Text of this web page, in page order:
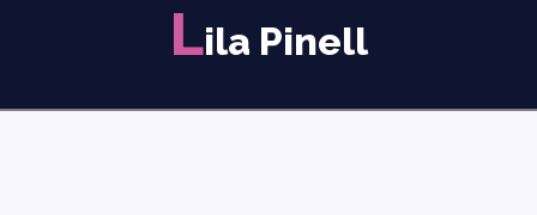
Lila Pinell